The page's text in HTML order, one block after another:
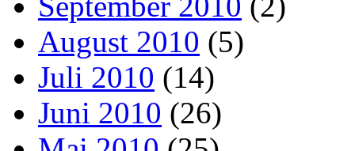
August 2010 (5)
Juli 2010 (14)
Juni 2010 (26)